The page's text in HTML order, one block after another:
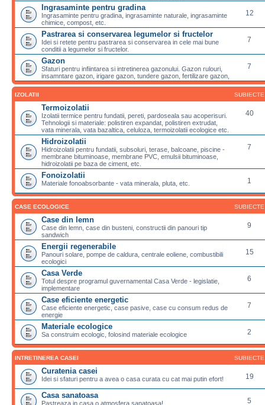
Ingrasaminte pentru gradina
Ingrasaminte pentru gradina, ingrasaminte naturale, ingrasaminte
chimice, compost, etc.
12
Pastrarea si conservarea legumelor si fructelor
Idei si retete pentru pastrarea si conservarea in cele mai bune
conditii a legumelor si fructelor.
7
Gazon
Sfaturi pentru infiintarea si intretinerea gazonului. Gazon rulouri,
insamntare gazon, irigare gazon, tundere gazon, fertilizare gazon,
7
IZOLATII SUBIECTE
Termoizolatii
Izolatii termice pentru fundatii, pereti, pardoseala sau acoperisuri.
Tehnologii si materiale: polistiren expandat, polistiren extrudat,
vata minerala, vata bazaltica, celuloza, termoizolatii ecologice etc.
40
Hidroizolatii
Hidroizolatii pentru fundatii, subsoluri, terase, balcoane, piscine -
membrane bituminoase, membrane PVC, emulsii bituminoase,
hidroizolatii pe baza de ciment, etc.
7
Fonoizolatii
Materiale fonoabsorbante - vata minerala, pluta, etc. 1
CASE ECOLOGICE SUBIECTE
Case din lemn
Case din lemn, case din busteni, constructii din panouri tip
sandwich
9
Energii regenerabile
Panouri solare, pompe de caldura, centrale eoliene, combustibili
ecologici
15
Casa Verde
Totul despre programul guvernamental Casa Verde - legislatie,
implementare
6
Case eficiente energetic
Case eficiente energetic, case pasive, case cu consum redus de
energie
7
Materiale ecologice
Sa construim ecologic, folosind materiale ecologice 2
INTRETINEREA CASEI SUBIECTE
Curatenia casei
Idei si sfaturi pentru a avea o casa curata cu cat mai putin efort! 19
Casa sanatoasa
Pastreaza in casa o atmosfera sanatoasa! 5